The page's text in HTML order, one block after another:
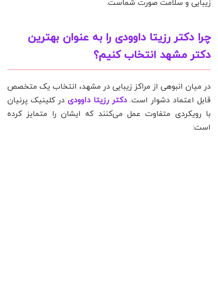
زیبایی و سلامت صورت شماست.
چرا دکتر رزیتا داوودی را به عنوان بهترین
دکتر مشهد انتخاب کنیم؟
در میان انبوهی از مراکز زیبایی در مشهد، انتخاب یک متخصص
قابل اعتماد دشوار است. دکتر رزیتا داوودی در کلینیک پرنیان
با رویکردی متفاوت عمل می‌کنند که ایشان را متمایز کرده
است: